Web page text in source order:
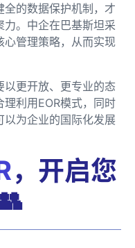
的数据保护机制，才
。中企在巴基斯坦采
心管理策略，从而实现
以更开放、更专业的态
利用EOR模式，同时
以为企业的国际化发展
，开启您